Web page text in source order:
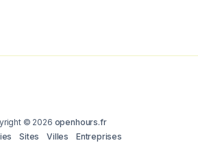
© 2026 openhours.fr
Sites Villes
Entreprises